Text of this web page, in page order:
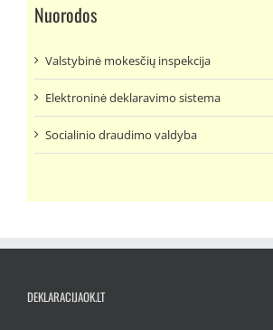
Nuorodos
Valstybinė mokesčių inspekcija
Elektroninė deklaravimo sistema
Socialinio draudimo valdyba
DEKLARACIJAOK.LT